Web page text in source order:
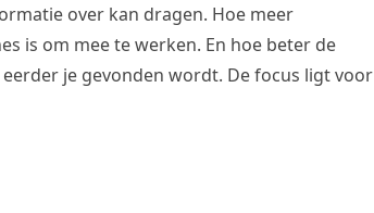
over kan dragen. Hoe meer
is om mee te werken. En hoe beter de
je gevonden wordt. De focus ligt voor